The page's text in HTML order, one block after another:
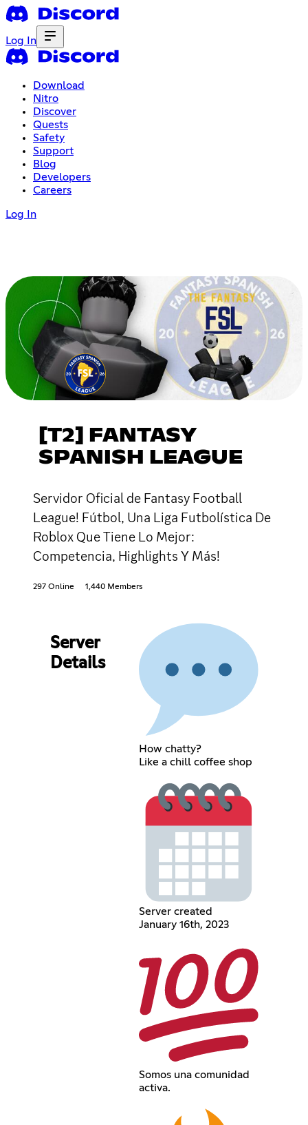
Log In
Download
Nitro
Discover
Quests
Safety
Support
Blog
Developers
Careers
Log In
[T2] FANTASY
SPANISH LEAGUE
Servidor Oficial de Fantasy Football
League! Fútbol, Una Liga Futbolística De
Roblox Que Tiene Lo Mejor:
Competencia, Highlights Y Más!
297 Online 1,440 Members
Server
Details
How chatty?
Like a chill coffee shop
Server created
January 16th, 2023
Somos una comunidad
activa.